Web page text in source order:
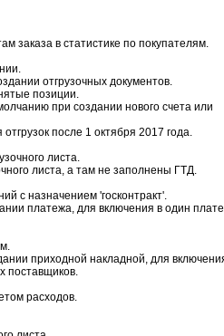
заказа в статистике по покупателям.
отгрузочных документов.
позиции.
при создании нового счета или
после 1 октября 2017 года.
листа.
листа, а там не заполнены ГТД.
с назначением 'госконтракт'.
платежа, для включения в один
приходной накладной, для
поставщиков.
расходов.